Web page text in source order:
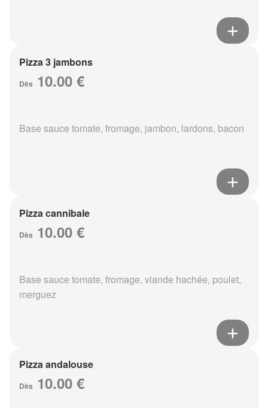
Pizza 3 jambons
Dès 10.00 €
Base sauce tomate, fromage, jambon, lardons, bacon
Pizza cannibale
Dès 10.00 €
Base sauce tomate, fromage, viande hachée, poulet,
merguez
Pizza andalouse
Dès 10.00 €